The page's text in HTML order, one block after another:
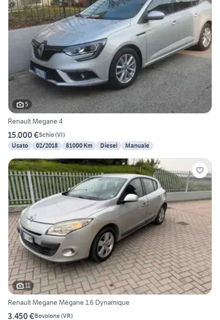
5
Renault Megane 4
15.000 €Schio(VI)
Usato
02/2018 81000 Km Diesel Manuale
11
Renault Megane Mégane 1.6 Dynamique
3.450 €Bovolone(VR)